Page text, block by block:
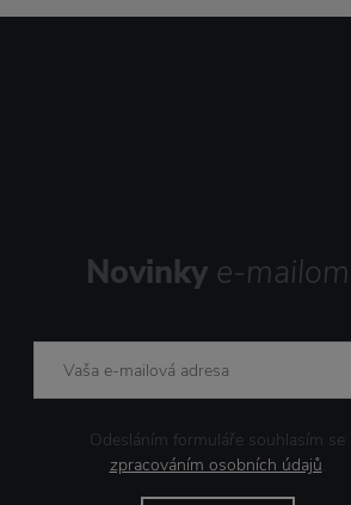
Novinky e-mailom
Odesláním formuláře souhlasím se
zpracováním osobních údajů.